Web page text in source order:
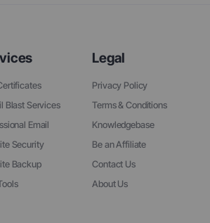
Blast Services
Email
Security
Backup
Legal
Privacy Policy
Terms & Conditions
Knowledgebase
Be an Affiliate
Contact Us
About Us